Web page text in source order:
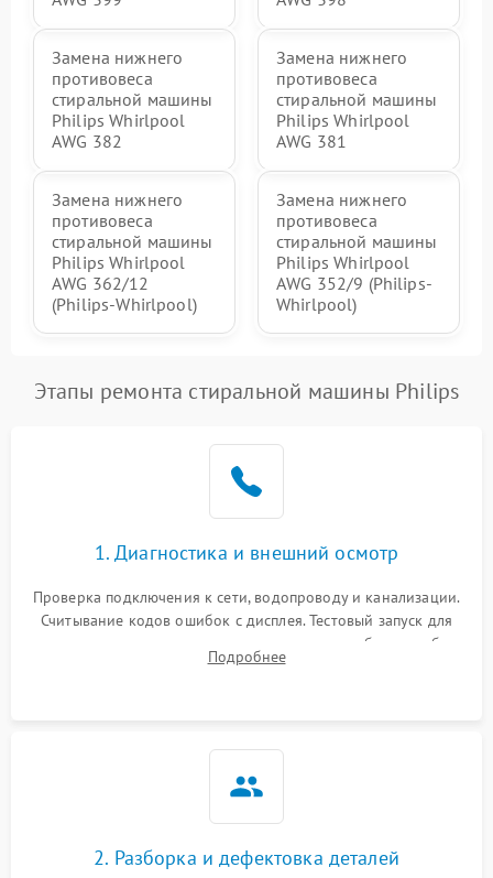
Замена нижнего
противовеса
стиральной машины
Philips Whirlpool
AWG 382
Замена нижнего
противовеса
стиральной машины
Philips Whirlpool
AWG 381
Замена нижнего
противовеса
стиральной машины
Philips Whirlpool
AWG 362/12
(Philips-Whirlpool)
Замена нижнего
противовеса
стиральной машины
Philips Whirlpool
AWG 352/9 (Philips-
Whirlpool)
Этапы ремонта стиральной машины Philips
1. Диагностика и внешний осмотр
Проверка подключения к сети, водопроводу и канализации.
Считывание кодов ошибок с дисплея. Тестовый запуск для
выявления посторонних шумов, протечек или сбоев в работе
электронного модуля управления.
Подробнее
2. Разборка и дефектовка деталей